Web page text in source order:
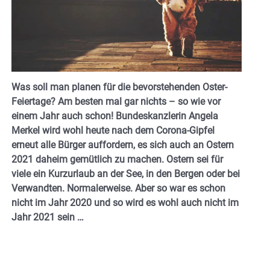
Was soll man planen für die bevorstehenden Oster-
Feiertage? Am besten mal gar nichts – so wie vor
einem Jahr auch schon! Bundeskanzlerin Angela
Merkel wird wohl heute nach dem Corona-Gipfel
erneut alle Bürger auffordern, es sich auch an Ostern
2021 daheim gemütlich zu machen. Ostern sei für
viele ein Kurzurlaub an der See, in den Bergen oder bei
Verwandten. Normalerweise. Aber so war es schon
nicht im Jahr 2020 und so wird es wohl auch nicht im
Jahr 2021 sein …